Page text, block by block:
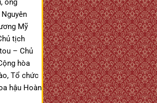
ông
Mỹ
tịch
– Chủ
hòa
Tổ chức
hậu Hoàn